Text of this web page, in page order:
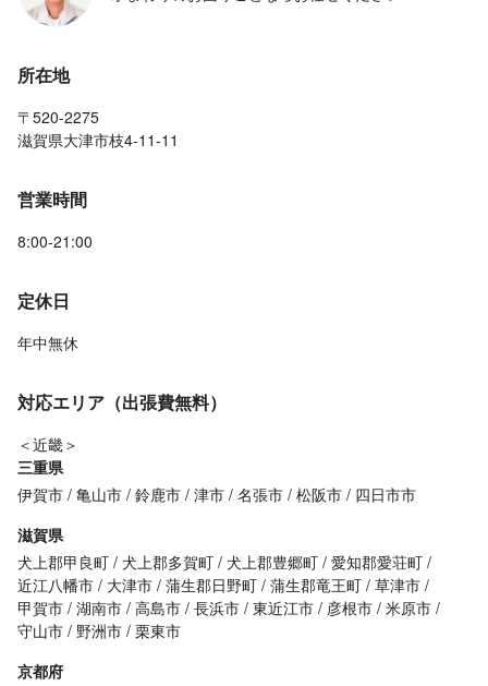
所在地
〒520-2275
滋賀県大津市枝4-11-11
営業時間
8:00-21:00
定休日
年中無休
対応エリア（出張費無料）
＜近畿＞
三重県
伊賀市 亀山市 鈴鹿市 津市 名張市 松阪市
四日市市
滋賀県
犬上郡甲良町 犬上郡多賀町 犬上郡豊郷町 愛知郡愛荘町
近江八幡市
大津市 蒲生郡日野町 蒲生郡竜王町 草津市
甲賀市 湖南市 高島市 長浜市 東近江市 彦根市 米原市
守山市 野洲市 栗東市
京都府